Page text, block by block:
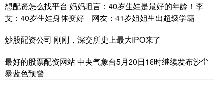
想配资怎么找平台 妈妈坦言：40岁生娃是最好的年龄！李
艾：40岁生娃身体变好！网友：41岁姐姐生出超级学霸
炒股配资公司 刚刚，深交所史上最大IPO来了
最好的股票配资网站 中央气象台5月20日18时继续发布沙尘
暴蓝色预警